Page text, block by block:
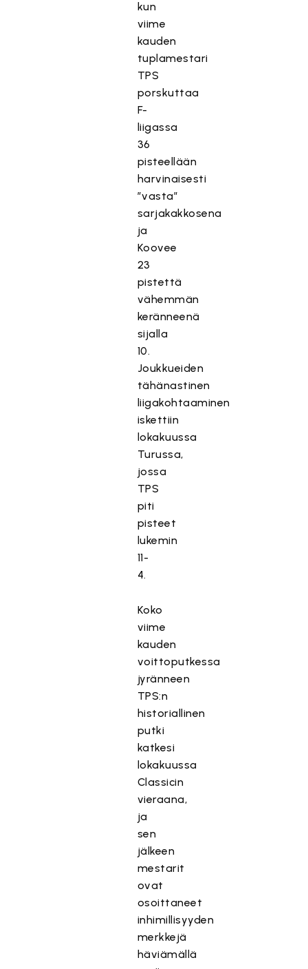
kun
viime
kauden
tuplamestari
TPS
porskuttaa
F-
liigassa
36
pisteellään
harvinaisesti
”vasta”
sarjakakkosena
ja
Koovee
23
pistettä
vähemmän
keränneenä
sijalla
10.
Joukkueiden
tähänastinen
liigakohtaaminen
iskettiin
lokakuussa
Turussa,
jossa
TPS
piti
pisteet
lukemin
11-
4.
Koko
viime
kauden
voittoputkessa
jyränneen
TPS:n
historiallinen
putki
katkesi
lokakuussa
Classicin
vieraana,
ja
sen
jälkeen
mestarit
ovat
osoittaneet
inhimillisyyden
merkkejä
häviämällä